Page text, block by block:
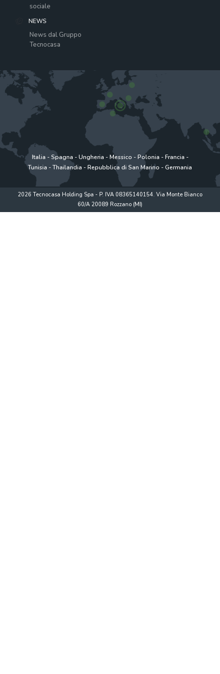
sociale
NEWS
News dal Gruppo
Tecnocasa
Italia -Spagna -Ungheria -Messico -Polonia -Francia -
Tunisia -Thailandia -Repubblica di San Marino -Germania
2026 Tecnocasa Holding Spa - P. IVA 08365140154. Via Monte Bianco
60/A 20089 Rozzano (MI)